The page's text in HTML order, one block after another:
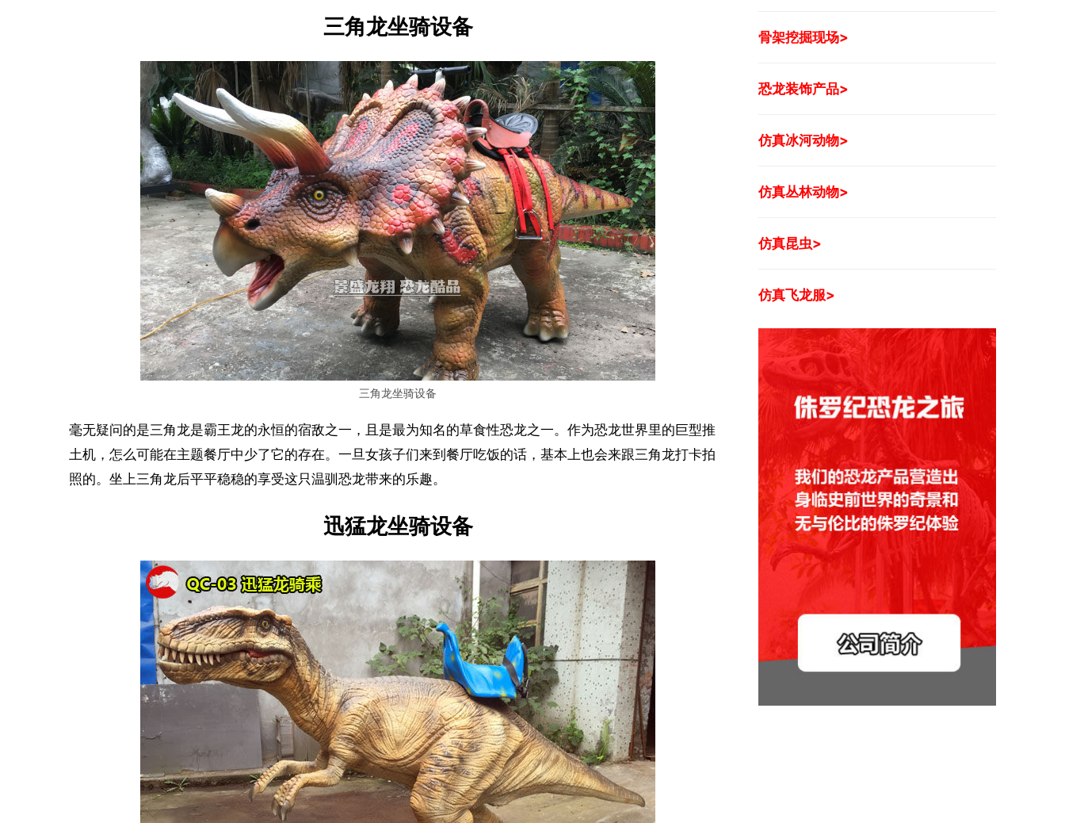
三角龙坐骑设备
三角龙坐骑设备
毫无疑问的是三角龙是霸王龙的永恒的宿敌之一，且是最为知名的草食性恐龙之一。作为恐龙世界里的巨型推
土机，怎么可能在主题餐厅中少了它的存在。一旦女孩子们来到餐厅吃饭的话，基本上也会来跟三角龙打卡拍
照的。坐上三角龙后平平稳稳的享受这只温驯恐龙带来的乐趣。
迅猛龙坐骑设备
骨架挖掘现场>
恐龙装饰产品>
仿真冰河动物>
仿真丛林动物>
仿真昆虫>
仿真飞龙服>